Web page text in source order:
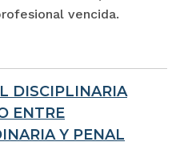
vencida.
DISCIPLINARIA
ENTRE
Y PENAL